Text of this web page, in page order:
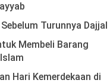
Turunnya Dajjal
Membeli Barang
Hari Kemerdekaan di